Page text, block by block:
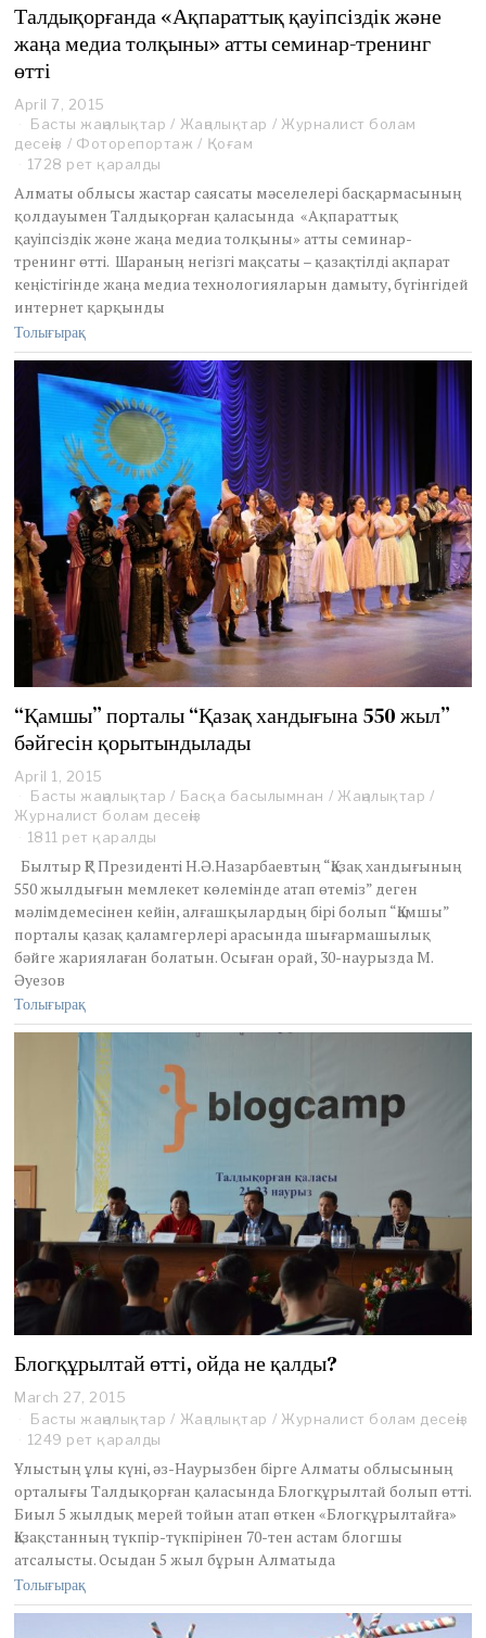
Талдықорғанда «Ақпараттық қауіпсіздік және
жаңа медиа толқыны» атты семинар-тренинг
өтті
April 7, 2015
p
r
i
7
,
2
0
1
Басты жаңалықтар / Жаңалықтар / Журналист болам
десеңіз / Фоторепортаж / Қоғам
1728 рет қаралды
Алматы облысы жастар саясаты мәселелері басқармасының
қолдауымен Талдықорған қаласында «Ақпараттық
қауіпсіздік және жаңа медиа толқыны» атты семинар-
тренинг өтті. Шараның негізгі мақсаты – қазақтілді ақпарат
кеңістігінде жаңа медиа технологияларын дамыту, бүгінгідей
интернет қарқынды
Толығырақ
“Қамшы” порталы “Қазақ хандығына 550 жыл”
бәйгесін қорытындылады
April 1, 2015
Басты жаңалықтар / Басқа басылымнан / Жаңалықтар /
Журналист болам десеңіз
1811 рет қаралды
Былтыр ҚР Президенті Н.Ә.Назарбаевтың “Қазақ хандығының
550 жылдығын мемлекет көлемінде атап өтеміз” деген
мәлімдемесінен кейін, алғашқылардың бірі болып “Қамшы”
порталы қазақ қаламгерлері арасында шығармашылық
бәйге жариялаған болатын. Осыған орай, 30-наурызда М.
Әуезов
Толығырақ
Блогқұрылтай өтті, ойда не қалды?
March 27, 2015
p
r
l
1
0
,
2
0
5
Басты жаңалықтар / Жаңалықтар / Журналист болам десеңіз
1249 рет қаралды
Ұлыстың ұлы күні, әз-Наурызбен бірге Алматы облысының
орталығы Талдықорған қаласында Блогқұрылтай болып өтті.
Биыл 5 жылдық мерей тойын атап өткен «Блогқұрылтайға»
Қазақстанның түкпір-түкпірінен 70-тен астам блогшы
атсалысты. Осыдан 5 жыл бұрын Алматыда
Толығырақ